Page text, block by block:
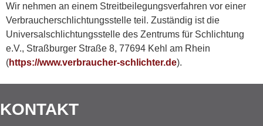
Wir nehmen an einem Streitbeilegungsverfahren vor einer
Verbraucherschlichtungsstelle teil. Zuständig ist die
Universalschlichtungsstelle des Zentrums für Schlichtung
e.V., Straßburger Straße 8, 77694 Kehl am Rhein
(https://www.verbraucher-schlichter.de).
KONTAKT